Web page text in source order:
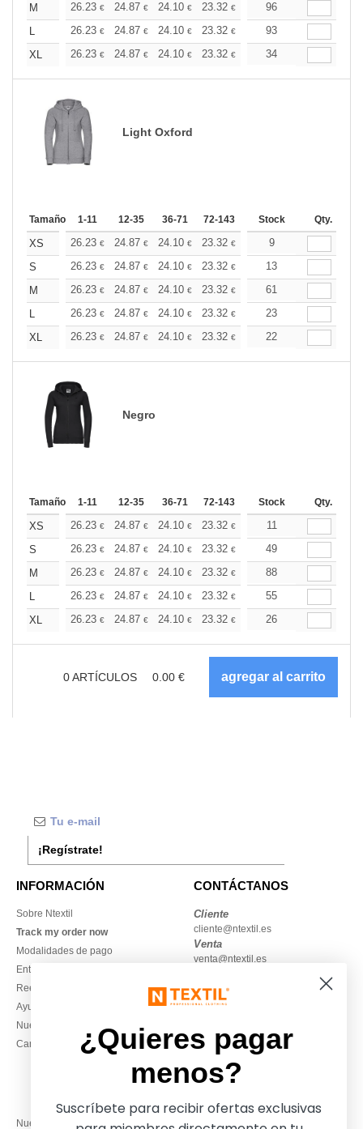
M
26.23 € 24.87 € 24.10 € 23.32 € 22.15€
96
L
26.23 € 24.87 € 24.10 € 23.32 € 22.15€
93
XL
26.23 € 24.87 € 24.10 € 23.32 € 22.15€
34
Light Oxford
Tamaño 1-11 12-35 36-71 72-143 144-287 288 +
Stock Qty.
XS 26.23 € 24.87 € 24.10 € 23.32 € 22.15
9
S
26.23 € 24.87 € 24.10 € 23.32 € 22.15€
13
M
26.23 € 24.87 € 24.10 € 23.32 € 22.15€
61
L
26.23 € 24.87 € 24.10 € 23.32 € 22.15€
23
XL
26.23 € 24.87 € 24.10 € 23.32 € 22.15€
22
Negro
Tamaño 1-11 12-35 36-71 72-143 144-287 288 +
Stock Qty.
XS 26.23 € 24.87 € 24.10 € 23.32 € 22.15€
11
S
26.23 € 24.87 € 24.10 € 23.32 € 22.15€
49
M
26.23 € 24.87 € 24.10 € 23.32 € 22.15€
88
L
26.23 € 24.87 € 24.10 € 23.32 € 22.15€
55
XL
26.23 € 24.87 € 24.10 € 23.32 € 22.15€
26
0ARTÍCULOS 0.00 €
¡Regístrate!
INFORMACIÓN
Sobre Ntextil
Track my order now
Modalidades de pago
Entrega
Reembolsos / devoluciones
Ayuda & FAQs
Nuestros compromisos
Camisetas locales al por mayor
CONTÁCTANOS
Cliente
cliente@ntextil.es
Venta
venta@ntextil.es
930 410 200
Viernes: 10:00–14:00
Nuestros socios financieros
¿Quieres pagar
menos?
Suscríbete para recibir ofertas exclusivas